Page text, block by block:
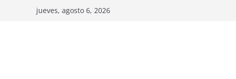
jueves, agosto 6, 2026